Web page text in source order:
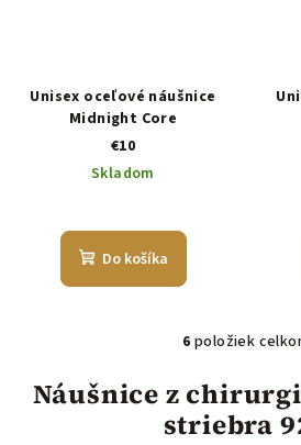
Unisex oceľové náušnice
Midnight Core
€10
Skladom
Do košíka
O
l
á
6 položiek
Náušnice z
striebra